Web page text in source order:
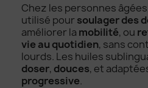
Chez les personnes
utilisé pour soulager des
améliorer la mobilité, ou
vie au quotidien, sans
lourds. Les huiles
doser, douces, et
progressive.